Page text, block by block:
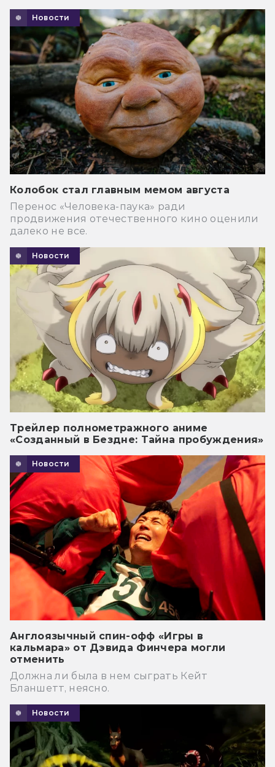
Новости
Колобок стал главным мемом августа
Перенос «Человека-паука» ради
продвижения отечественного кино оценили
далеко не все.
Новости
Трейлер полнометражного аниме
«Созданный в Бездне: Тайна пробуждения»
Новости
Англоязычный спин-офф «Игры в
кальмара» от Дэвида Финчера могли
отменить
Должна ли была в нем сыграть Кейт
Бланшетт, неясно.
Новости